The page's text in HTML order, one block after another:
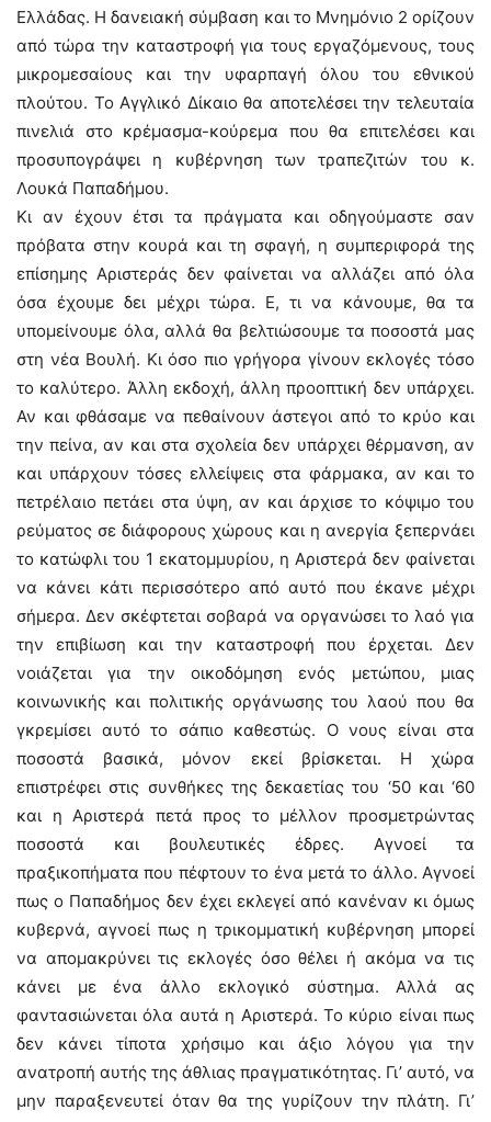
Ελλάδας. Η δανειακή σύμβαση και το Μνημόνιο 2 ορίζουν
από τώρα την καταστροφή για τους εργαζόμενους, τους
μικρομεσαίους και την υφαρπαγή όλου του εθνικού
πλούτου. Το Αγγλικό Δίκαιο θα αποτελέσει την τελευταία
πινελιά στο κρέμασμα-κούρεμα που θα επιτελέσει και
προσυπογράψει η κυβέρνηση των τραπεζιτών του κ.
Λουκά Παπαδήμου.
Κι αν έχουν έτσι τα πράγματα και οδηγούμαστε σαν
πρόβατα στην κουρά και τη σφαγή, η συμπεριφορά της
επίσημης Αριστεράς δεν φαίνεται να αλλάζει από όλα
όσα έχουμε δει μέχρι τώρα. Ε, τι να κάνουμε, θα τα
υπομείνουμε όλα, αλλά θα βελτιώσουμε τα ποσοστά μας
στη νέα Βουλή. Κι όσο πιο γρήγορα γίνουν εκλογές τόσο
το καλύτερο. Άλλη εκδοχή, άλλη προοπτική δεν υπάρχει.
Αν και φθάσαμε να πεθαίνουν άστεγοι από το κρύο και
την πείνα, αν και στα σχολεία δεν υπάρχει θέρμανση, αν
και υπάρχουν τόσες ελλείψεις στα φάρμακα, αν και το
πετρέλαιο πετάει στα ύψη, αν και άρχισε το κόψιμο του
ρεύματος σε διάφορους χώρους και η ανεργία ξεπερνάει
το κατώφλι του 1 εκατομμυρίου, η Αριστερά δεν φαίνεται
να κάνει κάτι περισσότερο από αυτό που έκανε μέχρι
σήμερα. Δεν σκέφτεται σοβαρά να οργανώσει το λαό για
την επιβίωση και την καταστροφή που έρχεται. Δεν
νοιάζεται για την οικοδόμηση ενός μετώπου, μιας
κοινωνικής και πολιτικής οργάνωσης του λαού που θα
γκρεμίσει αυτό το σάπιο καθεστώς. Ο νους είναι στα
ποσοστά βασικά, μόνον εκεί βρίσκεται. Η χώρα
επιστρέφει στις συνθήκες της δεκαετίας του ‘50 και ‘60
και η Αριστερά πετά προς το μέλλον προσμετρώντας
ποσοστά και βουλευτικές έδρες. Αγνοεί τα
πραξικοπήματα που πέφτουν το ένα μετά το άλλο. Αγνοεί
πως ο Παπαδήμος δεν έχει εκλεγεί από κανέναν κι όμως
κυβερνά, αγνοεί πως η τρικομματική κυβέρνηση μπορεί
να απομακρύνει τις εκλογές όσο θέλει ή ακόμα να τις
κάνει με ένα άλλο εκλογικό σύστημα. Αλλά ας
φαντασιώνεται όλα αυτά η Αριστερά. Το κύριο είναι πως
δεν κάνει τίποτα χρήσιμο και άξιο λόγου για την
ανατροπή αυτής της άθλιας πραγματικότητας. Γι’ αυτό, να
μην παραξενευτεί όταν θα της γυρίζουν την πλάτη. Γι’